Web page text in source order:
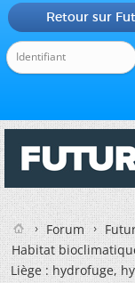
Retour sur
Forum
Habitat
Liège : hydrofuge,